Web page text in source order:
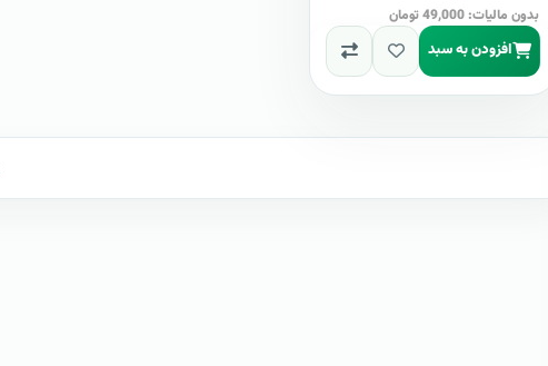
بدون مالیات: 49,000 تومان
افزودن به سبد